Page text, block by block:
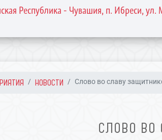
Республика - Чувашия, п. Ибреси, ул.
НОВОСТИ Слово во славу
СЛОВО ВО